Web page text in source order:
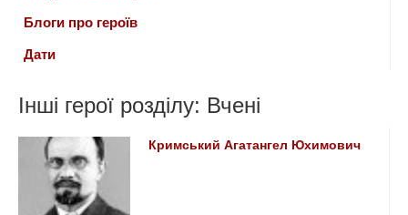
Блоги про героїв
Дати
Інші герої розділу: Вчені
Кримський Агатангел Юхимович